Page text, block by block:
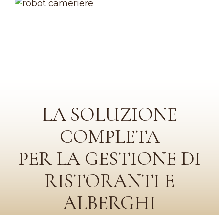
LA SOLUZIONE
COMPLETA
PER LA GESTIONE DI
RISTORANTI E
ALBERGHI